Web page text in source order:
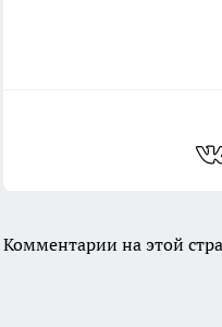
Комментарии на этой